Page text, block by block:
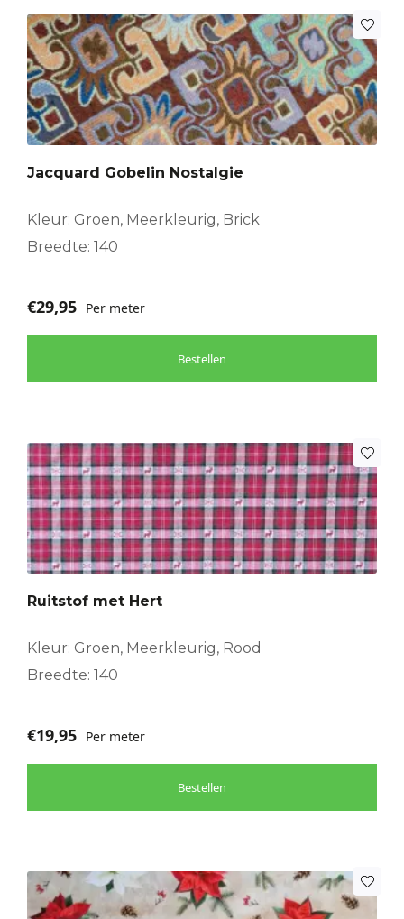
Jacquard Gobelin Nostalgie
Kleur: Groen, Meerkleurig, Brick
Breedte: 140
€29,95 Per meter
Bestellen
Ruitstof met Hert
Kleur: Groen, Meerkleurig, Rood
Breedte: 140
€19,95 Per meter
Bestellen